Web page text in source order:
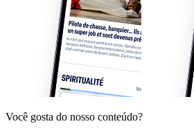
Você gosta do nosso conteúdo?